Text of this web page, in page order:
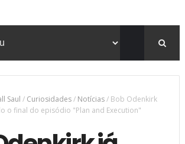
Saul / Curiosidades/ Notícias/ Bob Odenkirk
o final do episódio "Plan and Execution"